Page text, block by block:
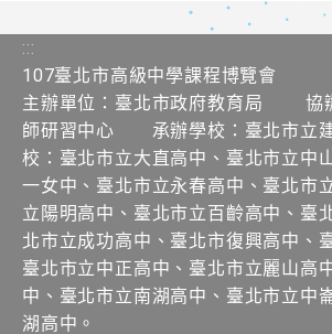
:::
107臺北市高級中學課程博覽會
主辦單位：臺北市政府教育局 協
師研習中心 承辦學校：臺北市
校：臺北市立大直高中、臺北市立中
一女中、臺北市立永春高中、臺北市
立陽明高中、臺北市立百齡高中、臺
北市立成功高中、臺北市復興高中、
臺北市立中正高中、臺北市立麗山高
中、臺北市立南湖高中、臺北市立中
湖高中。